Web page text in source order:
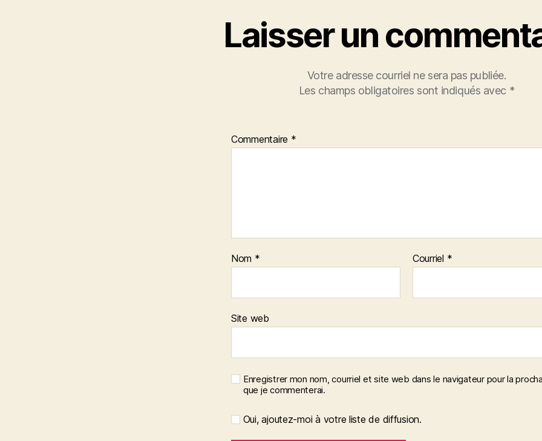
Laisser un
Votre adresse courriel ne sera pas publiée.
Les champs obligatoires sont indiqués avec *
Commentaire *
Nom * Courriel *
Site web
Enregistrer mon nom, courriel et site web dans le navigateur pour la
que je commenterai.
Oui, ajoutez-moi à votre liste de diffusion.